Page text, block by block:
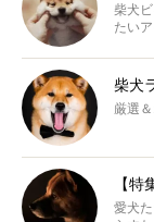
柴犬
たい
柴犬
厳選
【
愛犬